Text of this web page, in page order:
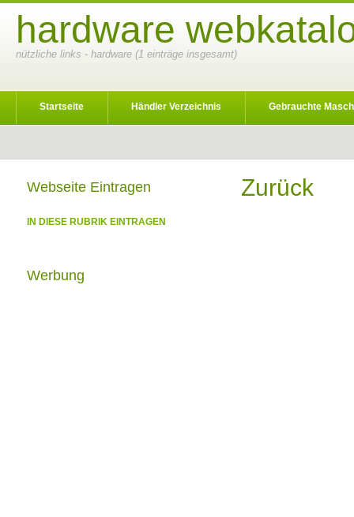
hardware
nützliche links - hardware (1 einträge insgesamt)
Startseite Händler Verzeichnis Gebrauchte
Zurück
Webseite Eintragen
IN DIESE RUBRIK EINTRAGEN
Werbung